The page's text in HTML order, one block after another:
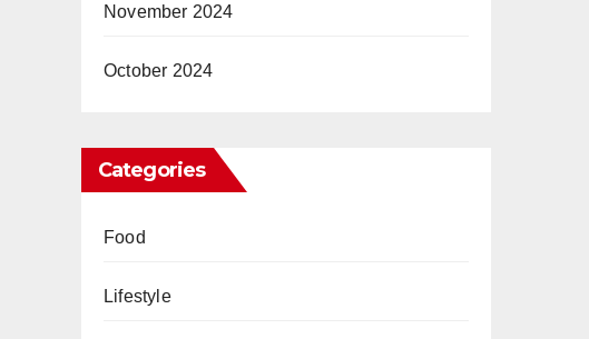
November 2024
October 2024
Categories
Food
Lifestyle